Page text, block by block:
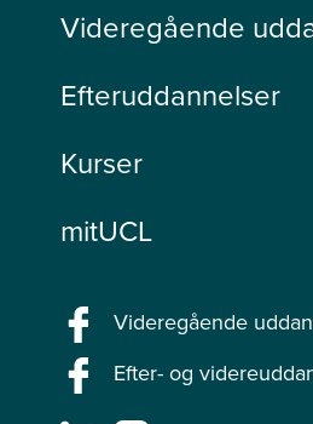
Videregående
Efteruddannelser
Kurser
mitUCL
Videregående
Efter- og